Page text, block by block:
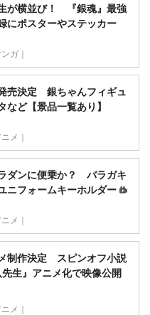
が横並び！ 『銀魂』最強
にポスターやステッカー
ンガ｜
売決定 銀ちゃんフィギュ
など【景品一覧あり】
ニメ｜
ダンに便乗か？ バラガキ
ニフォームキーホルダー
ニメ｜
制作決定 スピンオフ小説
先生』アニメ化で映像公開
ニメ｜